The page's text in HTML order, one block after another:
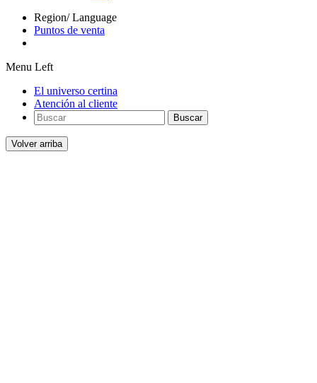
Region/ Language
Puntos de venta
Menu Left
El universo certina
Atención al cliente
Buscar
Volver arriba